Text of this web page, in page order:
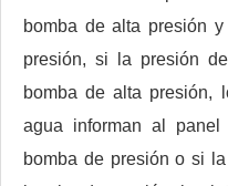
bomba de alta presión
presión, si la presión
bomba de alta presión,
agua informan al
bomba de presión o si